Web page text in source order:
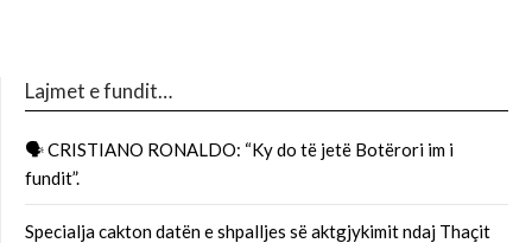
Lajmet e fundit…
🗣 CRISTIANO RONALDO: “Ky do të jetë Botërori im i
fundit”.
Specialja cakton datën e shpalljes së aktgjykimit ndaj Thaçit